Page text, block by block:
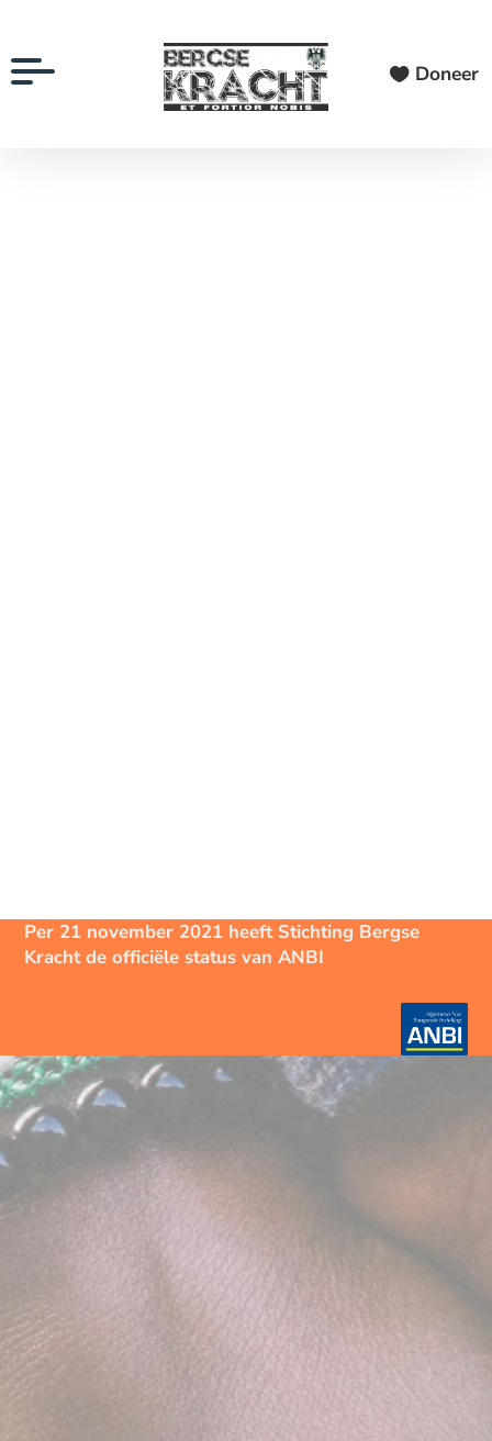
Doneer
Per 21 november 2021 heeft Stichting Bergse
Kracht de officiële status van ANBI